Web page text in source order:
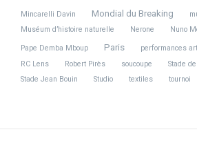
Mincarelli Davin Mondial du Breaking
Muséum d’histoire naturelle
Nerone Nuno
Pape Demba Mboup Paris performances
RC Lens Robert Pirès soucoupe
Stade
Stade Jean Bouin
Studio textiles tournoi